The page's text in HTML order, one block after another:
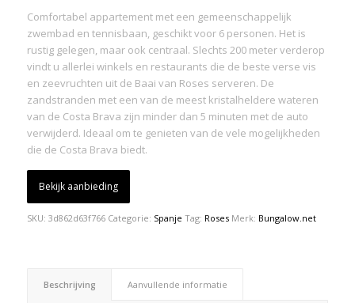
Comfortabel appartement met een gemeenschappelijk
zwembad en tennisbaan, geschikt voor 6 personen. Het is
rustig gelegen, maar ook centraal. Slechts 200 meter verderop
vindt u allerlei winkels en restaurants die de beste verse vis
en zeevruchten uit de Baai van Roses serveren. De
zandstranden met een van de meest kristalheldere wateren
van de Costa Brava zijn minder dan 5 minuten met de auto
verwijderd. Ideaal om te genieten van de vele mogelijkheden
die de Costa Brava biedt.
Bekijk aanbieding
SKU: 3d862d63f766 Categorie: Spanje Tag: Roses Merk: Bungalow.net
Beschrijving Aanvullende informatie